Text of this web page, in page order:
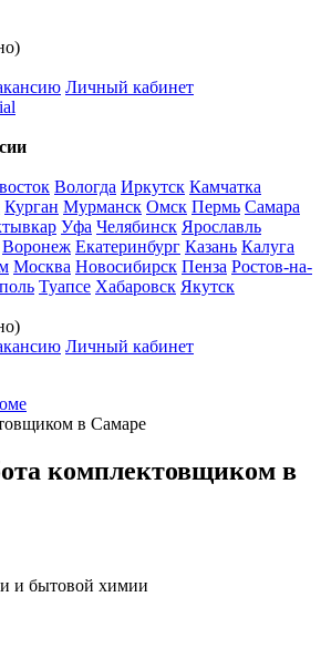
Личный кабинет
Вологда Иркутск Камчатка
Курган Мурманск Омск Пермь Самара
Уфа Челябинск Ярославль
Воронеж Екатеринбург Казань Калуга
Москва Новосибирск Пенза Ростов-на-
Туапсе Хабаровск Якутск
Личный кабинет
в Самаре
комплектовщиком в
и бытовой химии